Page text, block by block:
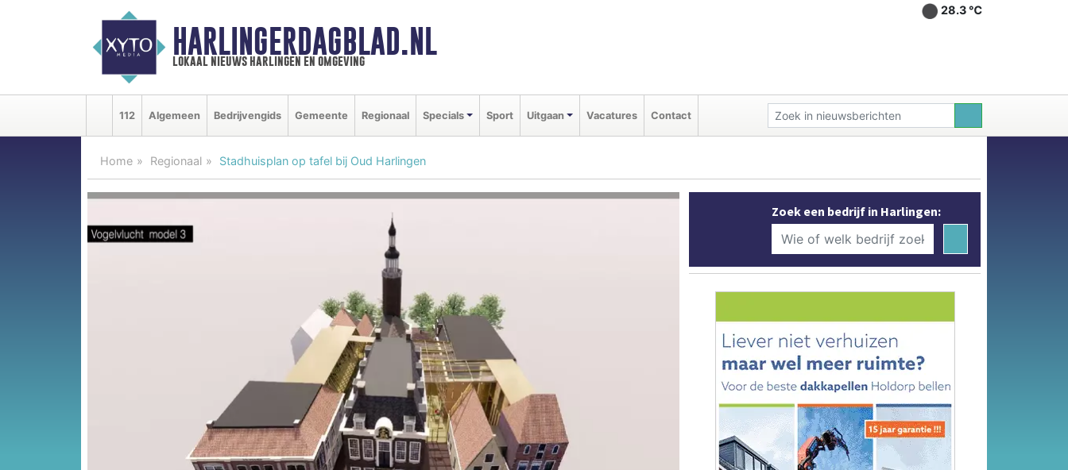
HARLINGERDAGBLAD.NL
lokaal nieuws harlingen en omgeving
28.3 ℃
112 Algemeen Bedrijvengids Gemeente Regionaal Specials Sport Uitgaan Vacatures Contact
Home Regionaal Stadhuisplan op tafel bij Oud Harlingen
Zoek een bedrijf in Harlingen: